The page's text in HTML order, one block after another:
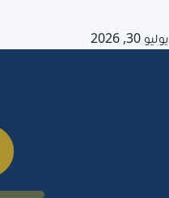
يوليو 30, 2026